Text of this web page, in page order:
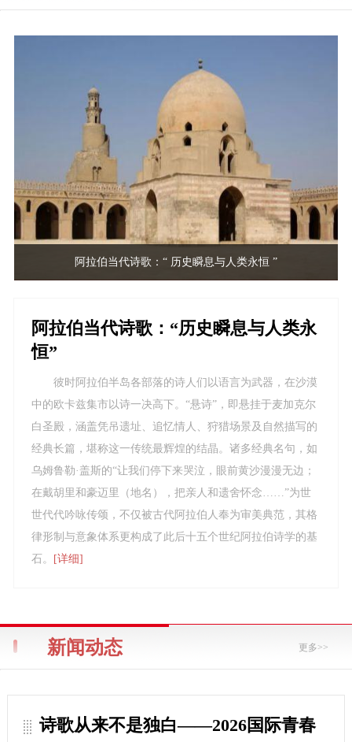
阿拉伯当代诗歌：“ 历史瞬息与人类永恒 ”
阿拉伯当代诗歌：“历史瞬息与人类永
恒”
彼时阿拉伯半岛各部落的诗人们以语言为武器，在沙漠
中的欧卡兹集市以诗一决高下。“悬诗”，即悬挂于麦加克尔
白圣殿，涵盖凭吊遗址、追忆情人、狩猎场景及自然描写的
经典长篇，堪称这一传统最辉煌的结晶。诸多经典名句，如
乌姆鲁勒·盖斯的“让我们停下来哭泣，眼前黄沙漫漫无边；
在戴胡里和豪迈里（地名），把亲人和遗舍怀念……”为世
世代代吟咏传颂，不仅被古代阿拉伯人奉为审美典范，其格
律形制与意象体系更构成了此后十五个世纪阿拉伯诗学的基
石。
[详细]
新闻动态 更多>>
诗歌从来不是独白——2026国际青春